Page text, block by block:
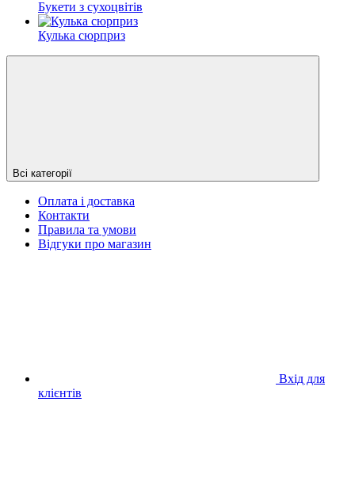
Букети з сухоцвітів
Кулька сюрприз
Всі категорії
Оплата і доставка
Контакти
Правила та умови
Відгуки про магазин
Вхід для
клієнтів